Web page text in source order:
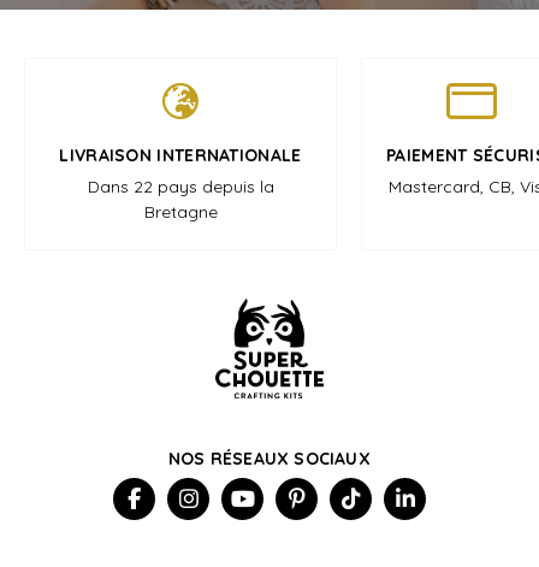
LIVRAISON INTERNATIONALE
Dans 22 pays depuis la
Bretagne
PAIEMENT
Mastercard, CB,
NOS RÉSEAUX SOCIAUX